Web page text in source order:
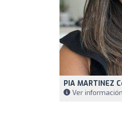
PIA MARTINEZ
Ver